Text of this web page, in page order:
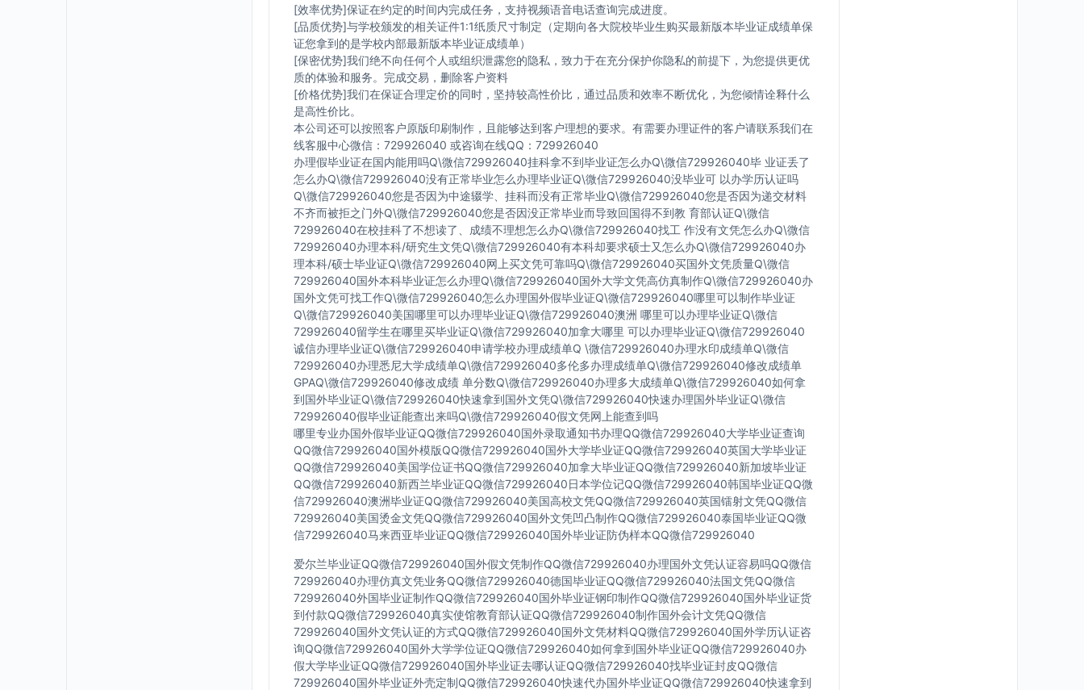
[效率优势]保证在约定的时间内完成任务，支持视频语音电话查询完成进度。
[品质优势]与学校颁发的相关证件1:1纸质尺寸制定（定期向各大院校毕业生购买最新版本毕业证成绩单保
证您拿到的是学校内部最新版本毕业证成绩单）
[保密优势]我们绝不向任何个人或组织泄露您的隐私，致力于在充分保护你隐私的前提下，为您提供更优
质的体验和服务。完成交易，删除客户资料
[价格优势]我们在保证合理定价的同时，坚持较高性价比，通过品质和效率不断优化，为您倾情诠释什么
是高性价比。
本公司还可以按照客户原版印刷制作，且能够达到客户理想的要求。有需要办理证件的客户请联系我们在
线客服中心微信：729926040 或咨询在线QQ：729926040
办理假毕业证在国内能用吗Q\微信729926040挂科拿不到毕业证怎么办Q\微信729926040毕 业证丢了
怎么办Q\微信729926040没有正常毕业怎么办理毕业证Q\微信729926040没毕业可 以办学历认证吗
Q\微信729926040您是否因为中途辍学、挂科而没有正常毕业Q\微信729926040您是否因为递交材料
不齐而被拒之门外Q\微信729926040您是否因没正常毕业而导致回国得不到教 育部认证Q\微信
729926040在校挂科了不想读了、成绩不理想怎么办Q\微信729926040找工 作没有文凭怎么办Q\微信
729926040办理本科/研究生文凭Q\微信729926040有本科却要求硕士又怎么办Q\微信729926040办
理本科/硕士毕业证Q\微信729926040网上买文凭可靠吗Q\微信729926040买国外文凭质量Q\微信
729926040国外本科毕业证怎么办理Q\微信729926040国外大学文凭高仿真制作Q\微信729926040办
国外文凭可找工作Q\微信729926040怎么办理国外假毕业证Q\微信729926040哪里可以制作毕业证
Q\微信729926040美国哪里可以办理毕业证Q\微信729926040澳洲 哪里可以办理毕业证Q\微信
729926040留学生在哪里买毕业证Q\微信729926040加拿大哪里 可以办理毕业证Q\微信729926040
诚信办理毕业证Q\微信729926040申请学校办理成绩单Q \微信729926040办理水印成绩单Q\微信
729926040办理悉尼大学成绩单Q\微信729926040多伦多办理成绩单Q\微信729926040修改成绩单
GPAQ\微信729926040修改成绩 单分数Q\微信729926040办理多大成绩单Q\微信729926040如何拿
到国外毕业证Q\微信729926040快速拿到国外文凭Q\微信729926040快速办理国外毕业证Q\微信
729926040假毕业证能查出来吗Q\微信729926040假文凭网上能查到吗
哪里专业办国外假毕业证QQ微信729926040国外录取通知书办理QQ微信729926040大学毕业证查询
QQ微信729926040国外模版QQ微信729926040国外大学毕业证QQ微信729926040英国大学毕业证
QQ微信729926040美国学位证书QQ微信729926040加拿大毕业证QQ微信729926040新加坡毕业证
QQ微信729926040新西兰毕业证QQ微信729926040日本学位记QQ微信729926040韩国毕业证QQ微
信729926040澳洲毕业证QQ微信729926040美国高校文凭QQ微信729926040英国镭射文凭QQ微信
729926040美国烫金文凭QQ微信729926040国外文凭凹凸制作QQ微信729926040泰国毕业证QQ微
信729926040马来西亚毕业证QQ微信729926040国外毕业证防伪样本QQ微信729926040
爱尔兰毕业证QQ微信729926040国外假文凭制作QQ微信729926040办理国外文凭认证容易吗QQ微信
729926040办理仿真文凭业务QQ微信729926040德国毕业证QQ微信729926040法国文凭QQ微信
729926040外国毕业证制作QQ微信729926040国外毕业证钢印制作QQ微信729926040国外毕业证货
到付款QQ微信729926040真实使馆教育部认证QQ微信729926040制作国外会计文凭QQ微信
729926040国外文凭认证的方式QQ微信729926040国外文凭材料QQ微信729926040国外学历认证咨
询QQ微信729926040国外大学学位证QQ微信729926040如何拿到国外毕业证QQ微信729926040办
假大学毕业证QQ微信729926040国外毕业证去哪认证QQ微信729926040找毕业证封皮QQ微信
729926040国外毕业证外壳定制QQ微信729926040快速代办国外毕业证QQ微信729926040快速拿到